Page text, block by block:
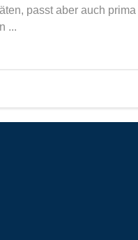
passt aber auch
...